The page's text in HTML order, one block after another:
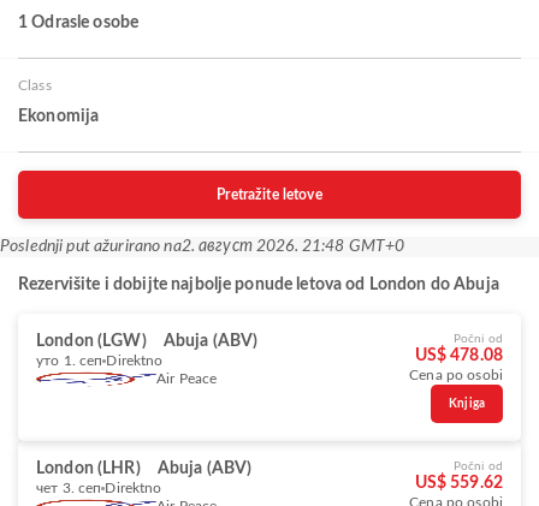
1 Odrasle osobe
Class
Ekonomija
Pretražite letove
Poslednji put ažurirano na2. август 2026. 21:48 GMT+0
Rezervišite i dobijte najbolje ponude letova od London do Abuja
London (LGW) Abuja (ABV)
уто 1. сеп Direktno
Air Peace
Počni od
US$ 478.08
Cena po osobi
Knjiga
London (LHR) Abuja (ABV)
чет 3. сеп Direktno
Počni od
US$ 559.62
Cena po osobi